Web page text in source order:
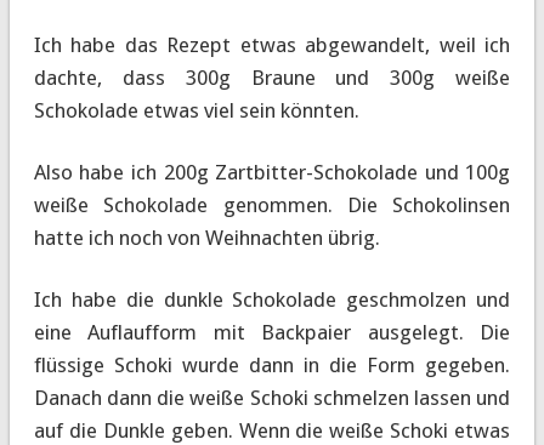
Ich habe das Rezept etwas abgewandelt, weil ich
dachte, dass 300g Braune und 300g weiße
Schokolade etwas viel sein könnten.
Also habe ich 200g Zartbitter-Schokolade und 100g
weiße Schokolade genommen. Die Schokolinsen
hatte ich noch von Weihnachten übrig.
Ich habe die dunkle Schokolade geschmolzen und
eine Auflaufform mit Backpaier ausgelegt. Die
flüssige Schoki wurde dann in die Form gegeben.
Danach dann die weiße Schoki schmelzen lassen und
auf die Dunkle geben. Wenn die weiße Schoki etwas